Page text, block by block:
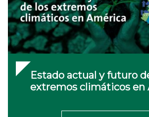
Estado actual y futuro
extremos climáticos en